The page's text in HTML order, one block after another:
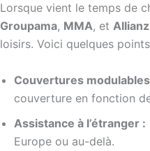
Lorsque vient le temps de
Groupama, MMA, et Allianz
loisirs. Voici quelques
Couvertures
couverture en fonction
Assistance à l’étranger :
Europe ou au-delà.